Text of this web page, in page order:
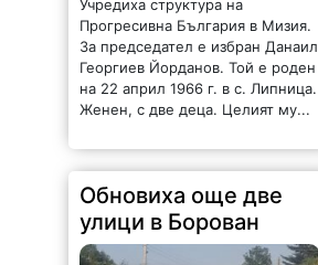
Учредиха структура на
Прогресивна България в Мизия.
За председател е избран Данаил
Георгиев Йорданов. Той е роден
на 22 април 1966 г. в с. Липница.
Женен, с две деца. Целият му...
Обновиха още две
улици в Борован